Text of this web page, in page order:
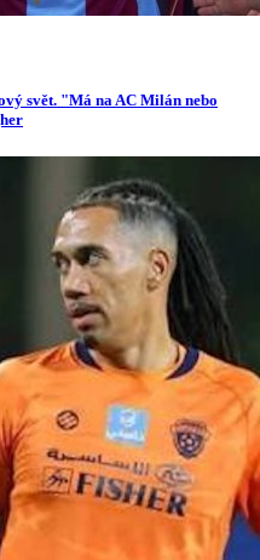
svět. "Má na AC Milán nebo